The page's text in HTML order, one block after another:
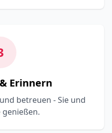
Erinnern
betreuen - Sie und